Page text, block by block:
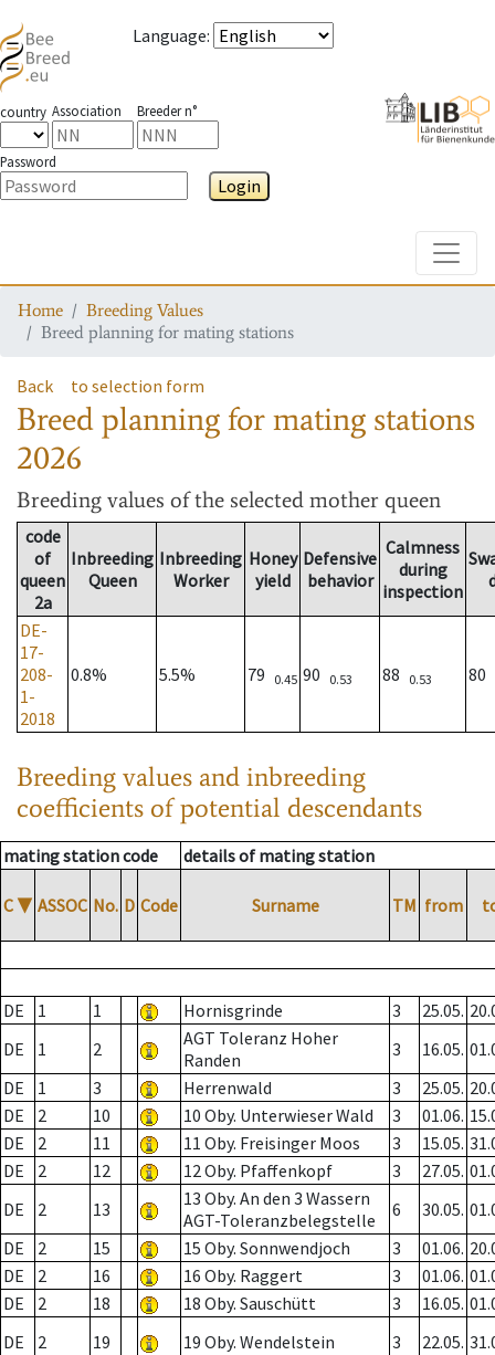
Language:
country Association Breeder n°
Password
Login
Home
Breeding Values
Breed planning for mating stations
Back to selection form
Breed planning for mating stations
2026
Breeding values of the selected mother queen
code
of
queen
2a
Inbreeding
Queen
Inbreeding
Worker
Honey
yield
Defensive
behavior
Calmness
during
inspection
DE-
17-
208-
1-
2018
0.8% 5.5% 79 0.45 90 0.53 88 0.53 80
Breeding values and inbreeding
coefficients of potential descendants
mating station code details of mating station
C ▼ ASSOC No. D Code Surname TM from
DE 1 1 Hornisgrinde 3 25.05.
DE
1 2
AGT Toleranz Hoher
Randen
3 16.05.
DE
1 3 Herrenwald 3 25.05.
DE
2 10 10 Oby. Unterwieser Wald 3 01.06.
DE
2 11 11 Oby. Freisinger Moos 3 15.05.
DE
2 12 12 Oby. Pfaffenkopf 3 27.05.
DE
2 13
13 Oby. An den 3 Wassern
AGT-Toleranzbelegstelle
6 30.05.
DE
2 15 15 Oby. Sonnwendjoch 3 01.06.
DE
2 16 16 Oby. Raggert 3 01.06.
DE
2 18 18 Oby. Sauschütt 3 16.05.
DE
2 19 19 Oby. Wendelstein 3 22.05.